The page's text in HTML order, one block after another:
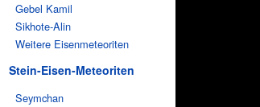
Gebel Kamil
Sikhote-Alin
Weitere Eisenmeteoriten
Stein-Eisen-Meteoriten
Seymchan